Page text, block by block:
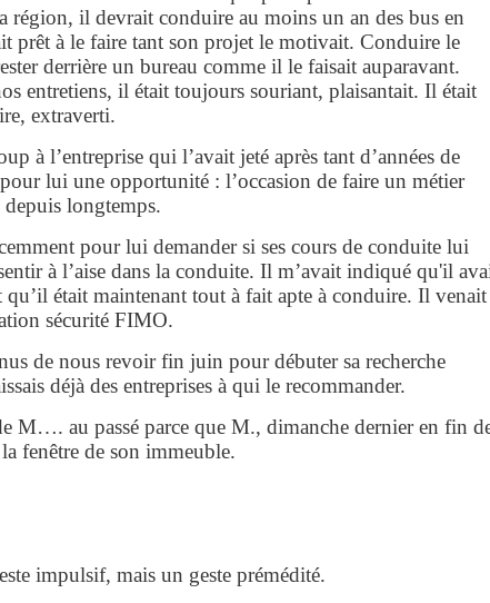
région, il devrait conduire au moins un an des bus en
prêt à le faire tant son projet le motivait. Conduire le
derrière un bureau comme il le faisait auparavant.
entretiens, il était toujours souriant, plaisantait. Il était
extraverti.
à l’entreprise qui l’avait jeté après tant d’années de
lui une opportunité : l’occasion de faire un métier
longtemps.
pour lui demander si ses cours de conduite lui
à l’aise dans la conduite. Il m’avait indiqué qu'il
qu’il était maintenant tout à fait apte à conduire. Il venait
sécurité FIMO.
de nous revoir fin juin pour débuter sa recherche
déjà des entreprises à qui le recommander.
M…. au passé parce que M., dimanche dernier en fin
la fenêtre de son immeuble.
impulsif, mais un geste prémédité.